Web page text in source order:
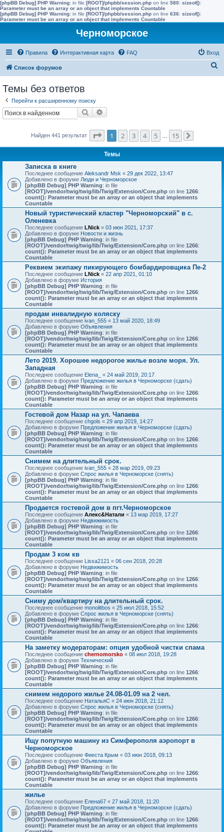
[phpBB Debug] PHP Warning: in file [ROOT]/phpbb/session.php on line 580: sizeof():
Parameter must be an array or an object that implements Countable
[phpBB Debug] PHP Warning: in file [ROOT]/phpbb/session.php on line 636: sizeof():
Parameter must be an array or an object that implements Countable
Черноморское
Правила Интерактивная карта FAQ Вход
Список форумов
Темы без ответов
Перейти к расширенному поиску
Поиск
Найден 441 результат Страница1 из
1 2 3 4 5 15
Темы
Записка в книге
Последнее сообщение Aleksandr Msk « 29 дек 2022, 13:47
Добавлено в форуме Люди и Черноморское
[phpBB Debug] PHP Warning: in file
[ROOT]/vendor/twig/twig/lib/Twig/Extension/Core.php on line 1266:
count(): Parameter must be an array or an object that implements
Countable
Новый туристический кластер "Черноморский" в с.
Оленевка
Последнее сообщение LNick « 03 июн 2021, 17:37
Добавлено в форуме Новости и жизнь
[phpBB Debug] PHP Warning: in file
[ROOT]/vendor/twig/twig/lib/Twig/Extension/Core.php on line 1266:
count(): Parameter must be an array or an object that implements
Countable
Реквием экипажу пикирующего бомбардировщика Пе-2
Последнее сообщение LNick « 22 апр 2021, 01:10
Добавлено в форуме История
[phpBB Debug] PHP Warning: in file
[ROOT]/vendor/twig/twig/lib/Twig/Extension/Core.php on line 1266:
count(): Parameter must be an array or an object that implements
Countable
продам инвалидную коляску
Последнее сообщение ivan_555 « 13 май 2020, 18:49
Добавлено в форуме Объявления
[phpBB Debug] PHP Warning: in file
[ROOT]/vendor/twig/twig/lib/Twig/Extension/Core.php on line 1266:
count(): Parameter must be an array or an object that implements
Countable
Лето 2019. Хорошее недорогое жилье возле моря. Ул.
Западная
Последнее сообщение Elena_ « 24 май 2019, 20:17
Добавлено в форуме Предложение жилья в Черноморске (сдать)
[phpBB Debug] PHP Warning: in file
[ROOT]/vendor/twig/twig/lib/Twig/Extension/Core.php on line 1266:
count(): Parameter must be an array or an object that implements
Countable
Гостевой дом Назар на ул. Чапаева
Последнее сообщение chgols « 29 апр 2019, 14:27
Добавлено в форуме Предложение жилья в Черноморске (сдать)
[phpBB Debug] PHP Warning: in file
[ROOT]/vendor/twig/twig/lib/Twig/Extension/Core.php on line 1266:
count(): Parameter must be an array or an object that implements
Countable
Снимем на длительный срок.
Последнее сообщение ivan_555 « 28 мар 2019, 09:23
Добавлено в форуме Спрос жилья в Черноморске (снять)
[phpBB Debug] PHP Warning: in file
[ROOT]/vendor/twig/twig/lib/Twig/Extension/Core.php on line 1266:
count(): Parameter must be an array or an object that implements
Countable
Продается гостевой дом в пгт.Черноморское
Последнее сообщение Алекс&Натали « 13 мар 2019, 17:27
Добавлено в форуме Недвижимость
[phpBB Debug] PHP Warning: in file
[ROOT]/vendor/twig/twig/lib/Twig/Extension/Core.php on line 1266:
count(): Parameter must be an array or an object that implements
Countable
Продам 3 ком кв
Последнее сообщение Lissa2121 « 06 сен 2018, 20:28
Добавлено в форуме Недвижимость
[phpBB Debug] PHP Warning: in file
[ROOT]/vendor/twig/twig/lib/Twig/Extension/Core.php on line 1266:
count(): Parameter must be an array or an object that implements
Countable
Сниму дом/квартиру на длительный срок.
Последнее сообщение monolitbos « 25 июл 2018, 15:52
Добавлено в форуме Спрос жилья в Черноморске (снять)
[phpBB Debug] PHP Warning: in file
[ROOT]/vendor/twig/twig/lib/Twig/Extension/Core.php on line 1266:
count(): Parameter must be an array or an object that implements
Countable
На заметку модераторам: опция удобной чистки спама
Последнее сообщение chernomorsko « 08 июл 2018, 19:28
Добавлено в форуме Технический
[phpBB Debug] PHP Warning: in file
[ROOT]/vendor/twig/twig/lib/Twig/Extension/Core.php on line 1266:
count(): Parameter must be an array or an object that implements
Countable
снимем недорого жилье 24.08-01.09 на 2 чел.
Последнее сообщение НатальяС « 24 июн 2018, 21:12
Добавлено в форуме Спрос жилья в Черноморске (снять)
[phpBB Debug] PHP Warning: in file
[ROOT]/vendor/twig/twig/lib/Twig/Extension/Core.php on line 1266:
count(): Parameter must be an array or an object that implements
Countable
Ищу попутную машину из Симферополя аэропорт в
Черноморское
Последнее сообщение Фиеста Крым « 03 июн 2018, 09:13
Добавлено в форуме Объявления
[phpBB Debug] PHP Warning: in file
[ROOT]/vendor/twig/twig/lib/Twig/Extension/Core.php on line 1266:
count(): Parameter must be an array or an object that implements
Countable
жилье
Последнее сообщение Елена67 « 27 май 2018, 11:20
Добавлено в форуме Предложение жилья в Черноморске (сдать)
[phpBB Debug] PHP Warning: in file
[ROOT]/vendor/twig/twig/lib/Twig/Extension/Core.php on line 1266:
count(): Parameter must be an array or an object that implements